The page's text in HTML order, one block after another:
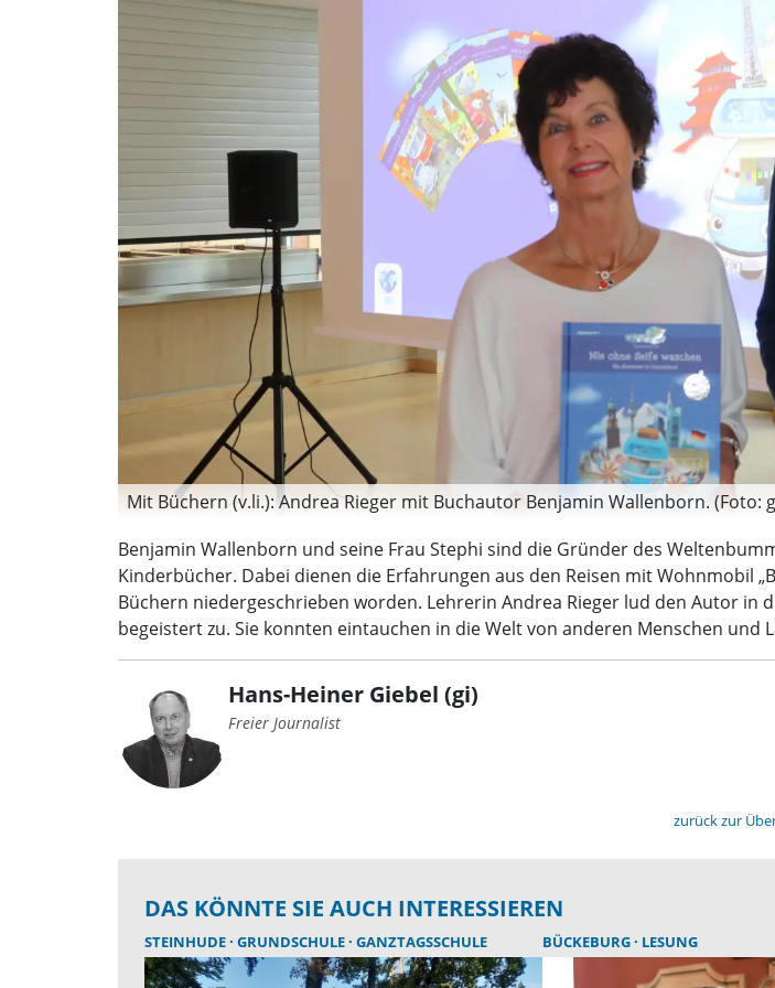
Mit Büchern (v.li.): Andrea Rieger mit Buchautor Benjamin Wallenborn. (Foto:
Benjamin Wallenborn und seine Frau Stephi sind die Gründer des
Kinderbücher. Dabei dienen die Erfahrungen aus den Reisen mit Wohnmobil
Büchern niedergeschrieben worden. Lehrerin Andrea Rieger lud den Autor in
begeistert zu. Sie konnten eintauchen in die Welt von anderen Menschen und
Hans-Heiner Giebel (gi)
Freier Journalist
zurück zur
DAS KÖNNTE SIE AUCH INTERESSIEREN
STEINHUDE GRUNDSCHULE GANZTAGSSCHULE BÜCKEBURG LESUNG